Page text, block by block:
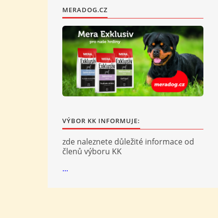
MERADOG.CZ
VÝBOR KK INFORMUJE:
zde naleznete důležité informace od
členů výboru KK
...